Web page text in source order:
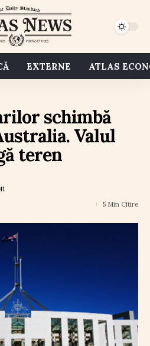
EXTERNE ATLAS
schimbă
Valul
teren
5 Min Citire